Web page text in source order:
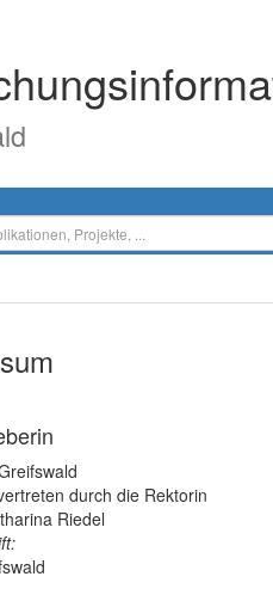
durch die Rektorin
Riedel